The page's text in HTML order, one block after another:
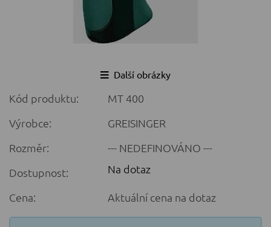
Další obrázky
Kód produktu:
MT 400
Výrobce:
GREISINGER
Rozměr:
--- NEDEFINOVÁNO ---
Dostupnost:
Na dotaz
Cena: Aktuální cena na dotaz